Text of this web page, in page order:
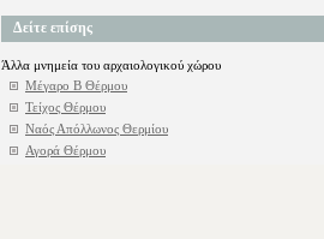
Δείτε επίσης
Άλλα μνημεία του αρχαιολογικού χώρου
Μέγαρο Β Θέρμου
Τείχος Θέρμου
Ναός Απόλλωνος Θερμίου
Αγορά Θέρμου